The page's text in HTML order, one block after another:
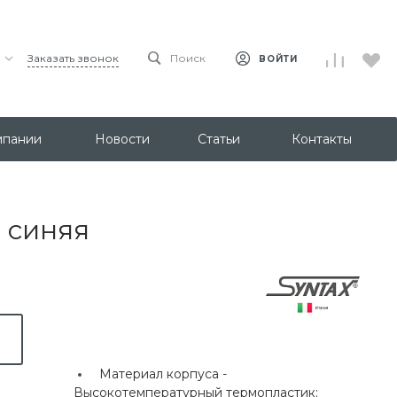
Заказать звонок Поиск ВОЙТИ
Новости Статьи Контакты
Материал корпуса -
Высокотемпературный термопластик;